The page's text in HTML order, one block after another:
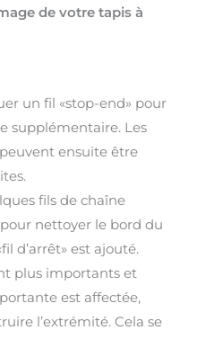
de votre tapis à
un fil «stop-end» pour
supplémentaire. Les
ensuite être
fils de chaîne
nettoyer le bord du
d’arrêt» est ajouté.
plus importants et
est affectée,
l’extrémité. Cela se